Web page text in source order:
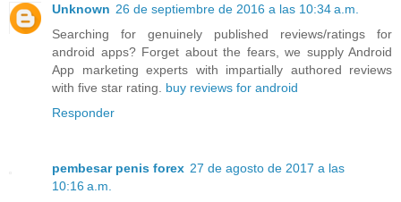
Unknown 26 de septiembre de 2016 a las 10:34 a.m.
Searching for genuinely published reviews/ratings for
android apps? Forget about the fears, we supply Android
App marketing experts with impartially authored reviews
with five star rating. buy reviews for android
Responder
pembesar penis forex 27 de agosto de 2017 a las
10:16 a.m.